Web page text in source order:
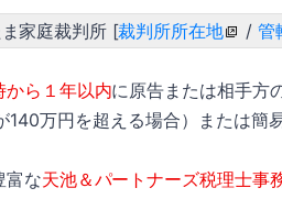
家庭裁判所 [裁判所所在地 /管
から１年以内に原告または相手方
万円を超える場合）または簡
富な天池＆パートナーズ税理士事